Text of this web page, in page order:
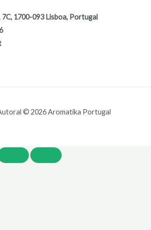
7C, 1700-093 Lisboa, Portugal
© 2026 Aromatika Portugal